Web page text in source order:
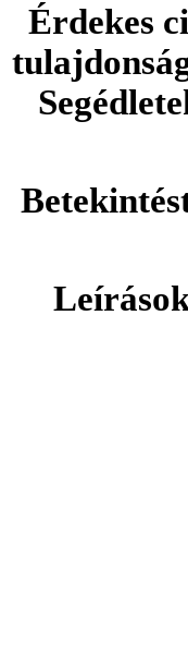
Érdekes